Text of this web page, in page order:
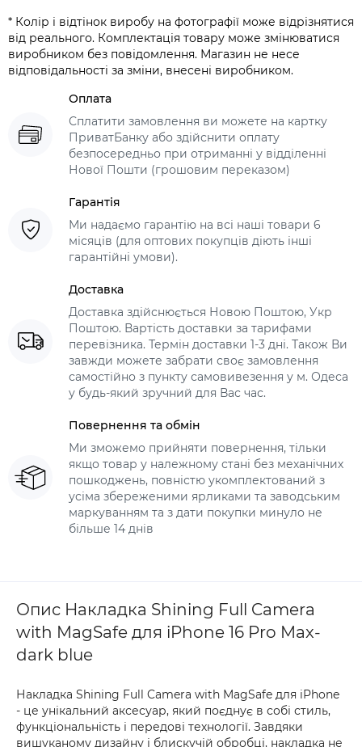
* Колір і відтінок виробу на фотографії може відрізнятися
від реального. Комплектація товару може змінюватися
виробником без повідомлення. Магазин не несе
відповідальності за зміни, внесені виробником.
Оплата
Сплатити замовлення ви можете на картку
ПриватБанку або здійснити оплату
безпосередньо при отриманні у відділенні
Нової Пошти (грошовим переказом)
Гарантія
Ми надаємо гарантію на всі наші товари 6
місяців (для оптових покупців діють інші
гарантійні умови).
Доставка
Доставка здійснюється Новою Поштою, Укр
Поштою. Вартість доставки за тарифами
перевізника. Термін доставки 1-3 дні. Також Ви
завжди можете забрати своє замовлення
самостійно з пункту самовивезення у м. Одеса
у будь-який зручний для Вас час.
Повернення та обмін
Ми зможемо прийняти повернення, тільки
якщо товар у належному стані без механічних
пошкоджень, повністю укомплектований з
усіма збереженими ярликами та заводським
маркуванням та з дати покупки минуло не
більше 14 днів
Опис Накладка Shining Full Camera
with MagSafe для iPhone 16 Pro Max-
dark blue
Накладка Shining Full Camera with MagSafe для iPhone
- це унікальний аксесуар, який поєднує в собі стиль,
функціональність і передові технології. Завдяки
вишуканому дизайну і блискучій обробці, накладка не